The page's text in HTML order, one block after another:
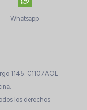
Whatsapp
1145. C1107AOL.
los derechos